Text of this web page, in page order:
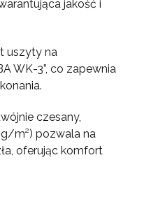
jakość i
uszyty na
WK-3”, co zapewnia
czesany,
m²) pozwala na
oferując komfort